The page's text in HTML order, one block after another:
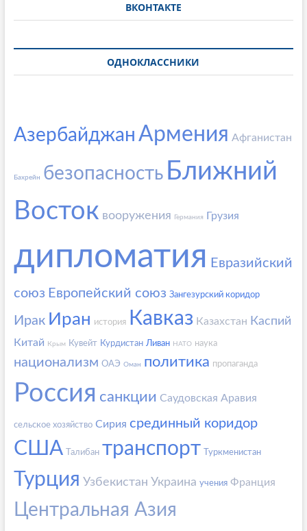
ВКОНТАКТЕ
ОДНОКЛАССНИКИ
Азербайджан Армения Афганистан
Бахрейн безопасность Ближний
Восток вооружения Германия Грузия
дипломатия Евразийский
союз Европейский союз Зангезурский коридор
Ирак Иран история Кавказ Казахстан Каспий
Китай Крым Кувейт Курдистан Ливан НАТО наука
национализм ОАЭ Оман политика пропаганда
Россия санкции Саудовская Аравия
сельское хозяйство Сирия срединный коридор
США Талибан транспорт Туркменистан
Турция Узбекистан Украина учения Франция
Центральная Азия